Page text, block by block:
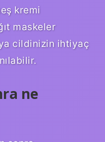
kremi
maskeler
cildinizin ihtiyaç
ne